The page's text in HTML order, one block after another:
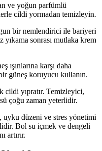
ve yoğun parfümlü
cildi yormadan temizleyin.
bir nemlendirici ile bariyeri
sonrası mutlaka krem
ışınlarına karşı daha
güneş koruyucu kullanın.
cildi yıpratır. Temizleyici,
çoğu zaman yeterlidir.
uyku düzeni ve stres yönetimi
Bol su içmek ve dengeli
artırır.